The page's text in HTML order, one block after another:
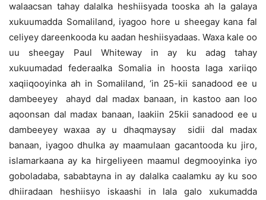
walaacsan tahay dalalka heshiisyada tooska ah la galaya
xukuumadda Somaliland, iyagoo hore u sheegay kana fal
celiyey dareenkooda ku aadan heshiisyadaas. Waxa kale oo
uu sheegay Paul Whiteway in ay ku adag tahay
xukuumadad federaalka Somalia in hoosta laga xariiqo
xaqiiqooyinka ah in Somaliland, ‘in 25-kii sanadood ee u
dambeeyey ahayd dal madax banaan, in kastoo aan loo
aqoonsan dal madax banaan, laakiin 25kii sanadood ee u
dambeeyey waxaa ay u dhaqmaysay sidii dal madax
banaan, iyagoo dhulka ay maamulaan gacantooda ku jiro,
islamarkaana ay ka hirgeliyeen maamul degmooyinka iyo
goboladaba, sababtayna in ay dalalka caalamku ay ku soo
dhiiradaan heshiisyo iskaashi in lala galo xukumadda